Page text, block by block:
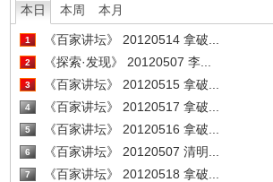
本日 本周 本月
1 《百家讲坛》 20120514 拿破...
2 《探索·发现》 20120507 李...
3 《百家讲坛》 20120515 拿破...
4 《百家讲坛》 20120517 拿破...
5 《百家讲坛》 20120516 拿破...
6 《百家讲坛》 20120507 清明...
7 《百家讲坛》 20120518 拿破...